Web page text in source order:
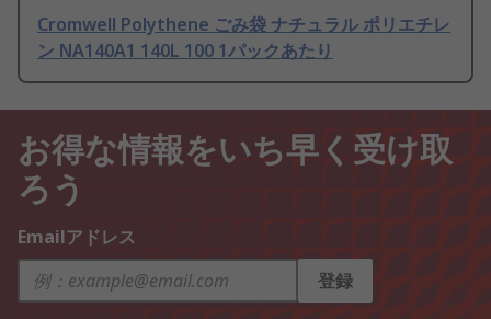
Cromwell Polythene ごみ袋 ナチュラル ポリエチレ
ン NA140A1 140L 100 1パックあたり
お得な情報をいち早く受け取
ろう
Emailアドレス
登録